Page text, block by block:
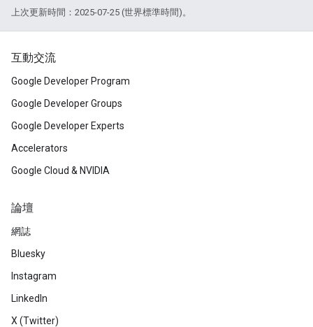
上次更新時間：2025-07-25 (世界標準時間)。
互動交流
Google Developer Program
Google Developer Groups
Google Developer Experts
Accelerators
Google Cloud & NVIDIA
論壇
網誌
Bluesky
Instagram
LinkedIn
X (Twitter)